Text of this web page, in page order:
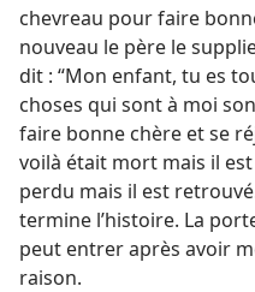
chevreau pour faire
nouveau le père le
dit : “Mon enfant, tu es
choses qui sont à moi
faire bonne chère et se
voilà était mort mais il
perdu mais il est
termine l’histoire. La
peut entrer après avoir
raison.